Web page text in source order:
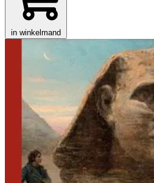
in winkelmand